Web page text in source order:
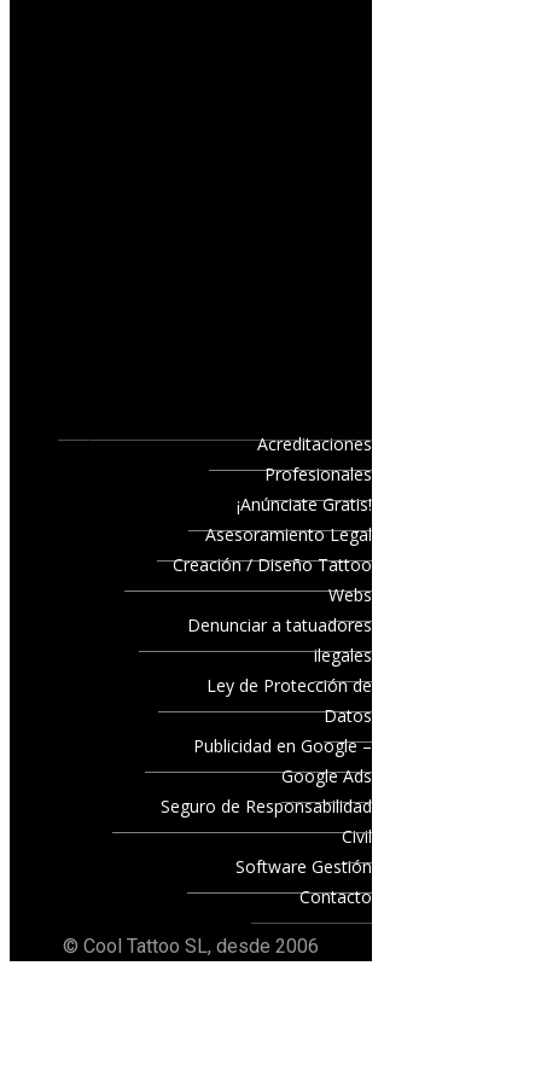
Acreditaciones
Profesionales
¡Anúnciate Gratis!
Asesoramiento Legal
Creación / Diseño Tattoo
Webs
Denunciar a tatuadores
ilegales
Ley de Protección de
Datos
Publicidad en Google –
Google Ads
Seguro de Responsabilidad
Civil
Software Gestión
Contacto
© Cool Tattoo SL, desde 2006